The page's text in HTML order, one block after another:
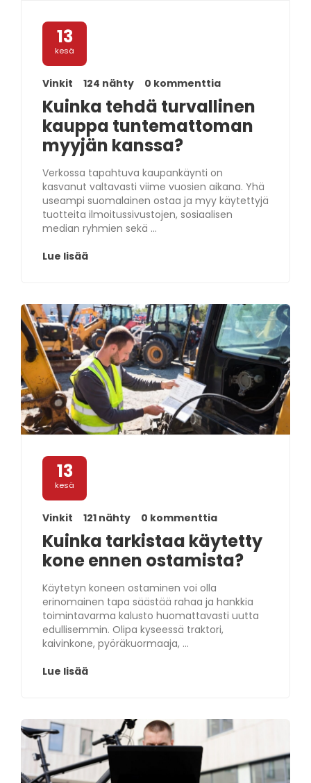
13
kesä
Vinkit 124 nähty 0 kommenttia
Kuinka tehdä turvallinen
kauppa tuntemattoman
myyjän kanssa?
Verkossa tapahtuva kaupankäynti on
kasvanut valtavasti viime vuosien aikana. Yhä
useampi suomalainen ostaa ja myy käytettyjä
tuotteita ilmoitussivustojen, sosiaalisen
median ryhmien sekä ...
Lue lisää
13
kesä
Vinkit 121 nähty 0 kommenttia
Kuinka tarkistaa käytetty
kone ennen ostamista?
Käytetyn koneen ostaminen voi olla
erinomainen tapa säästää rahaa ja hankkia
toimintavarma kalusto huomattavasti uutta
edullisemmin. Olipa kyseessä traktori,
kaivinkone, pyöräkuormaaja, ...
Lue lisää